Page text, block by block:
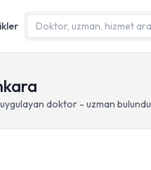
uygulayan doktor - uzman bulundu